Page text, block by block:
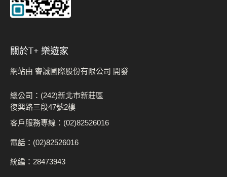
關於t+ 樂遊家
網站由 睿誠國際股份有限公司 開發
總公司：(242)新北市新莊區
復興路三段47號2樓
客戶服務專線：(02)82526016
電話：(02)82526016
統編：28473943